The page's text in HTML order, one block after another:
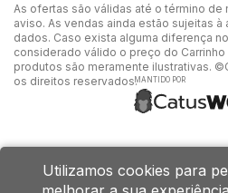
As ofertas são válidas até o término
aviso. As vendas ainda estão sujeitas
dados. Caso exista alguma diferença
considerado válido o preço do
produtos são meramente ilustrativas.
os direitos reservados.MANTIDO POR
Utilizamos cookies para